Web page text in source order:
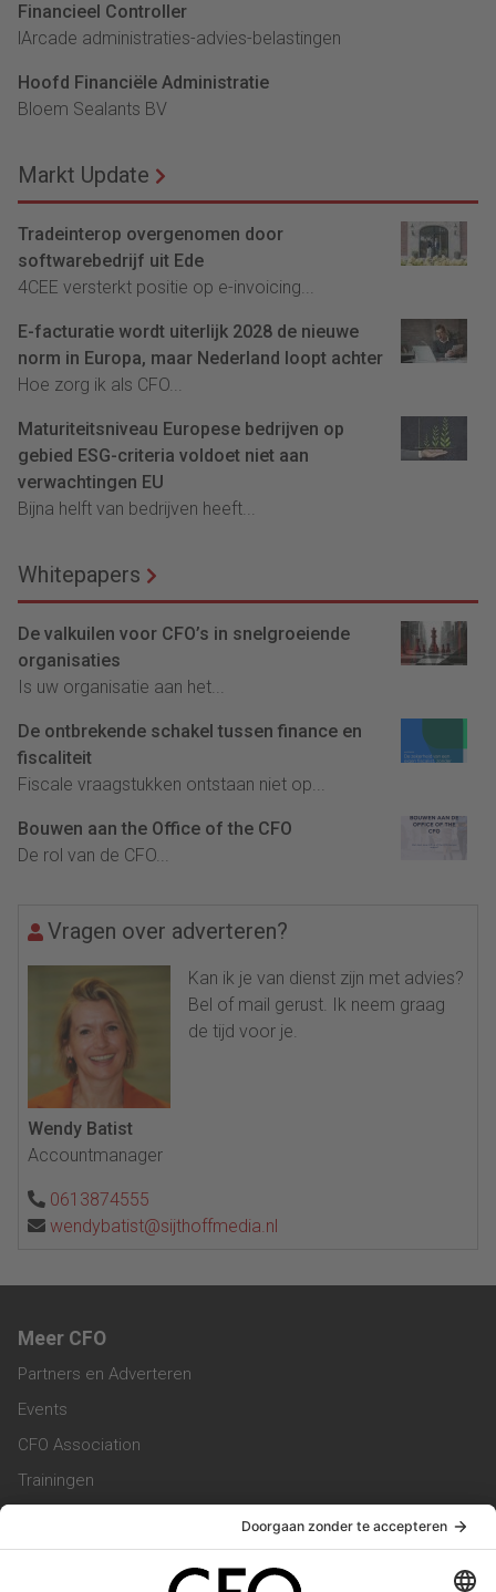
Financieel Controller
lArcade administraties-advies-belastingen
Hoofd Financiële Administratie
Bloem Sealants BV
Markt Update
Tradeinterop overgenomen door
softwarebedrijf uit Ede
4CEE versterkt positie op e-invoicing...
E-facturatie wordt uiterlijk 2028 de nieuwe
norm in Europa, maar Nederland loopt achter
Hoe zorg ik als CFO...
Maturiteitsniveau Europese bedrijven op
gebied ESG-criteria voldoet niet aan
verwachtingen EU
Bijna helft van bedrijven heeft...
Whitepapers
De valkuilen voor CFO’s in snelgroeiende
organisaties
Is uw organisatie aan het...
De ontbrekende schakel tussen finance en
fiscaliteit
Fiscale vraagstukken ontstaan niet op...
Bouwen aan the Office of the CFO
De rol van de CFO...
Vragen over adverteren?
Kan ik je van dienst zijn met advies?
Bel of mail gerust. Ik neem graag
de tijd voor je.
Wendy Batist
Accountmanager
0613874555
wendybatist@sijthoffmedia.nl
Meer CFO
Partners en Adverteren
Events
CFO Association
Trainingen
Vacatures
Service & Contact